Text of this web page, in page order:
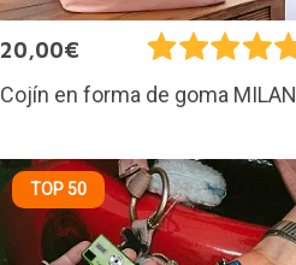
20,00€
Cojín en forma de goma MILAN
TOP 50